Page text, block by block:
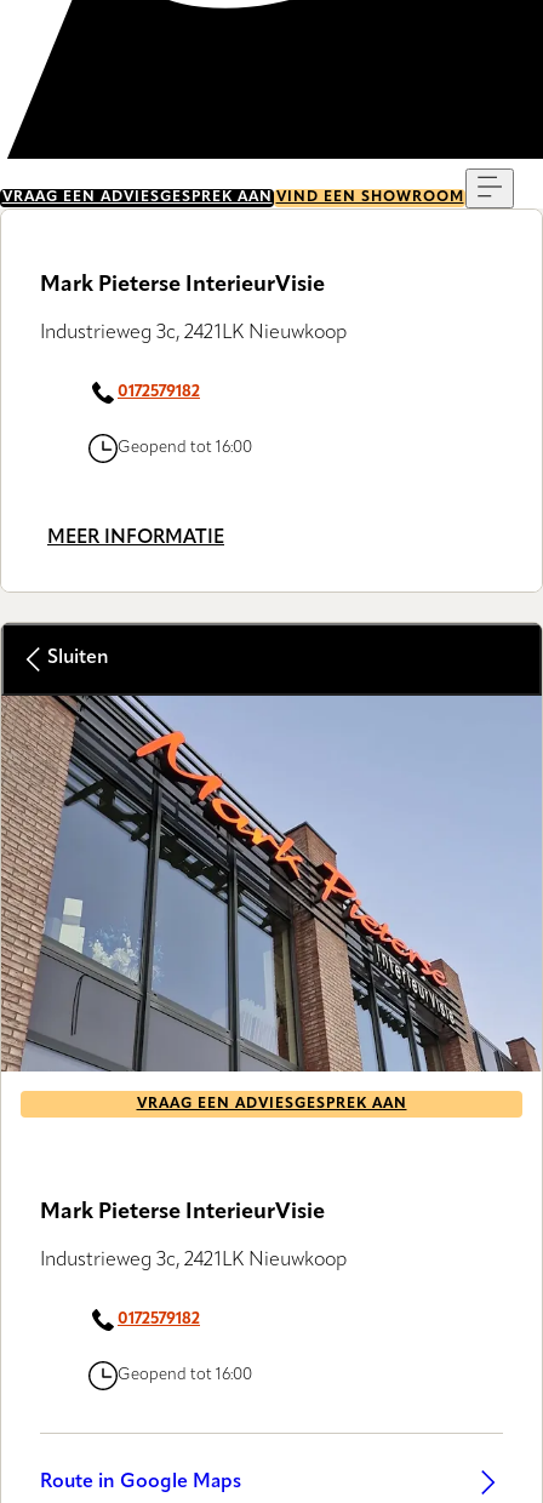
VRAAG EEN ADVIESGESPREK AAN VIND EEN SHOWROOM
Mark Pieterse InterieurVisie
Industrieweg 3c, 2421LK Nieuwkoop
0172579182
Geopend tot 16:00
MEER INFORMATIE
Sluiten
VRAAG EEN ADVIESGESPREK AAN
Mark Pieterse InterieurVisie
Industrieweg 3c, 2421LK Nieuwkoop
0172579182
Geopend tot 16:00
Route in Google Maps